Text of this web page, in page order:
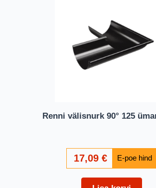
Renni välisnurk 90° 125
17,09 €